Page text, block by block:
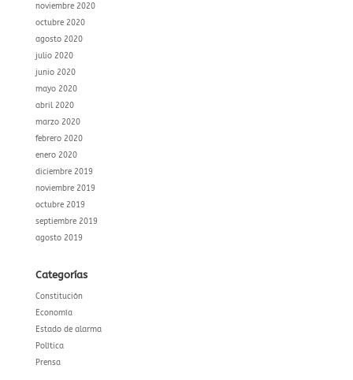
noviembre 2020
octubre 2020
agosto 2020
julio 2020
junio 2020
mayo 2020
abril 2020
marzo 2020
febrero 2020
enero 2020
diciembre 2019
noviembre 2019
octubre 2019
septiembre 2019
agosto 2019
Categorías
Constitución
Economía
Estado de alarma
Política
Prensa